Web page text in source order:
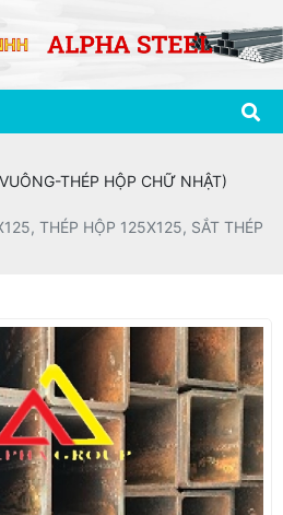
THÉP HỘP CHỮ NHẬT)
THÉP HỘP 125X125, SẮT THÉP